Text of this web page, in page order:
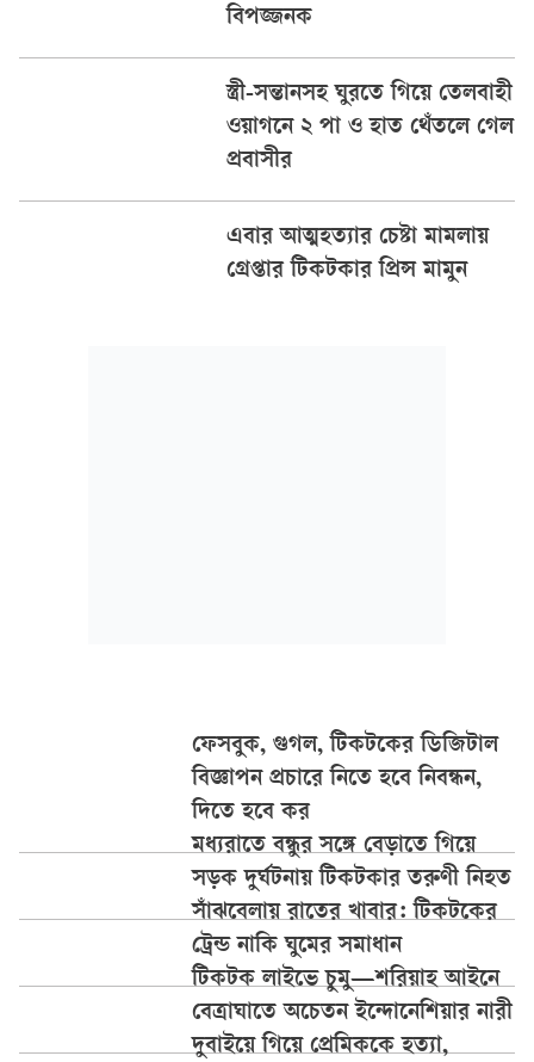
বিপজ্জনক
স্ত্রী-সন্তানসহ ঘুরতে গিয়ে তেলবাহী
ওয়াগনে ২ পা ও হাত থেঁতলে গেল
প্রবাসীর
এবার আত্মহত্যার চেষ্টা মামলায়
গ্রেপ্তার টিকটকার প্রিন্স মামুন
ফেসবুক, গুগল, টিকটকের ডিজিটাল
বিজ্ঞাপন প্রচারে নিতে হবে নিবন্ধন,
দিতে হবে কর
মধ্যরাতে বন্ধুর সঙ্গে বেড়াতে গিয়ে
সড়ক দুর্ঘটনায় টিকটকার তরুণী নিহত
সাঁঝবেলায় রাতের খাবার: টিকটকের
ট্রেন্ড নাকি ঘুমের সমাধান
টিকটক লাইভে চুমু—শরিয়াহ আইনে
বেত্রাঘাতে অচেতন ইন্দোনেশিয়ার নারী
দুবাইয়ে গিয়ে প্রেমিককে হত্যা,